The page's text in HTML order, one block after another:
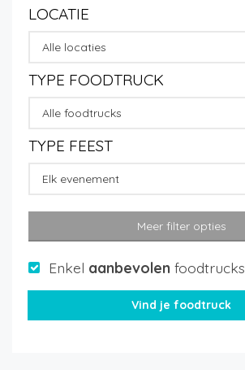
LOCATIE
Alle locaties
TYPE FOODTRUCK
Alle foodtrucks
TYPE FEEST
Elk evenement
Meer filter opties
Enkel aanbevolen foodtrucks